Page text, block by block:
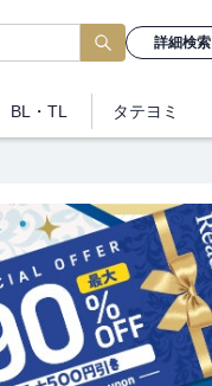
詳細検索
BL・TL タテヨミ